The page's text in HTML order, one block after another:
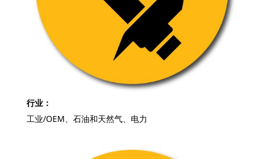
行业：
工业/OEM、石油和天然气、电力